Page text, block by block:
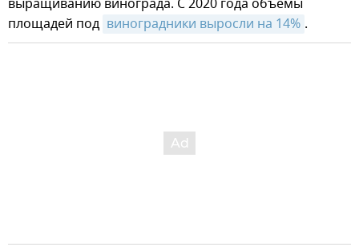
площадей под виноградники выросли на 14% .